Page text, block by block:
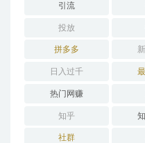
引流
投放
拼多多
日入过千
热门网赚
知乎
社群